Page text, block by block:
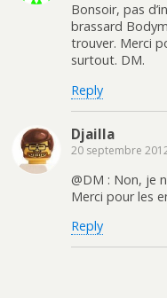
Bonsoir, pas
brassard
trouver. Merci
surtout. DM.
Reply
Djailla
20 septembre
@DM : Non, je
Merci pour les
Reply